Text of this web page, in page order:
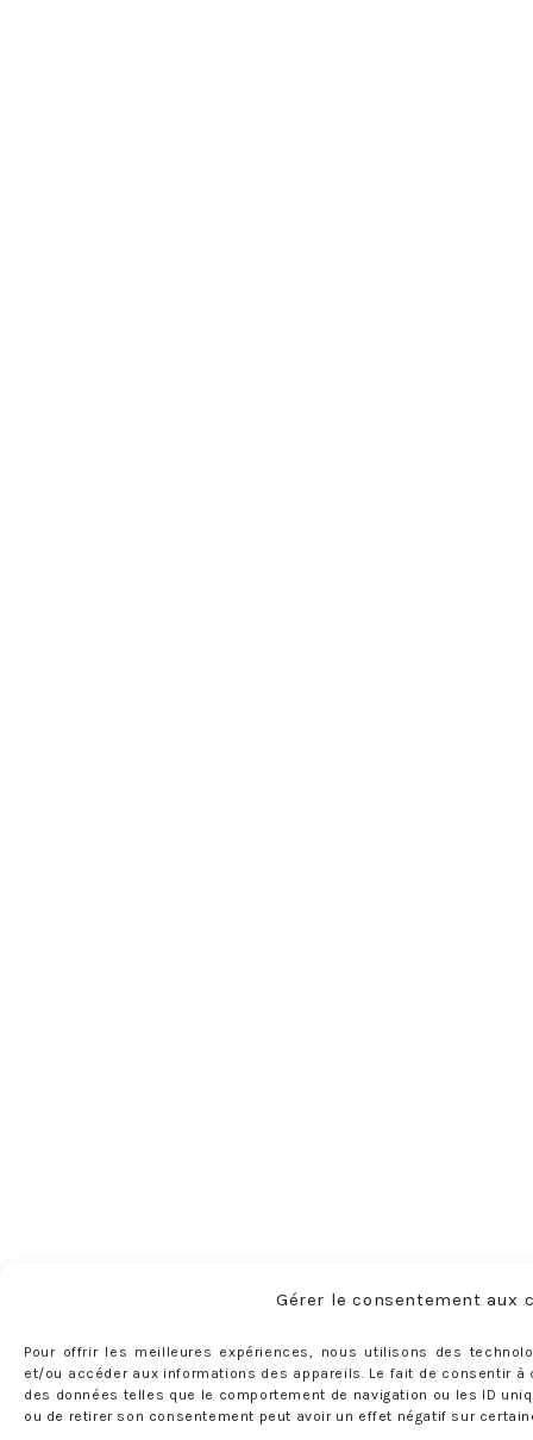
Gérer le consentement aux
Pour offrir les meilleures expériences, nous utilisons des
et/ou accéder aux informations des appareils. Le fait de consentir
des données telles que le comportement de navigation ou les ID
ou de retirer son consentement peut avoir un effet négatif sur